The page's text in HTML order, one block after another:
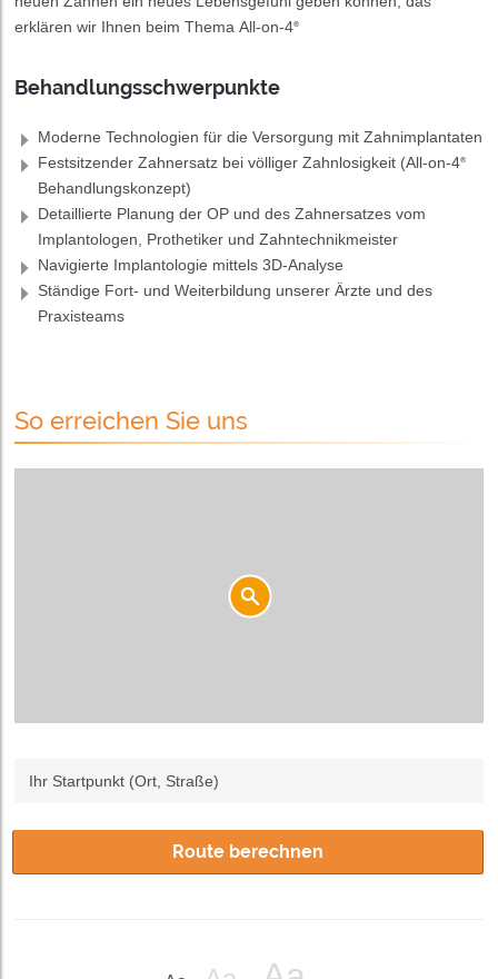
erklären wir Ihnen beim Thema All-on-4®
Behandlungsschwerpunkte
Moderne Technologien für die Versorgung mit Zahnimplantaten
Festsitzender Zahnersatz bei völliger Zahnlosigkeit (All-on-4®
Behandlungskonzept)
Detaillierte Planung der OP und des Zahnersatzes vom
Implantologen, Prothetiker und Zahntechnikmeister
Navigierte Implantologie mittels 3D-Analyse
Ständige Fort- und Weiterbildung unserer Ärzte und des
Praxisteams
So erreichen Sie uns
Ihr Startpunkt (Ort, Straße)